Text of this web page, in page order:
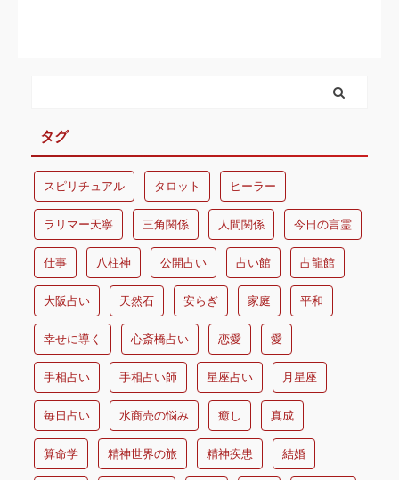
タグ
スピリチュアル タロット ヒーラー
ラリマー天寧 三角関係 人間関係 今日の言霊
仕事 八柱神 公開占い 占い館 占龍館
大阪占い 天然石 安らぎ 家庭 平和
幸せに導く 心斎橋占い 恋愛 愛
手相占い 手相占い師 星座占い 月星座
毎日占い 水商売の悩み 癒し 真成
算命学 精神世界の旅 精神疾患 結婚